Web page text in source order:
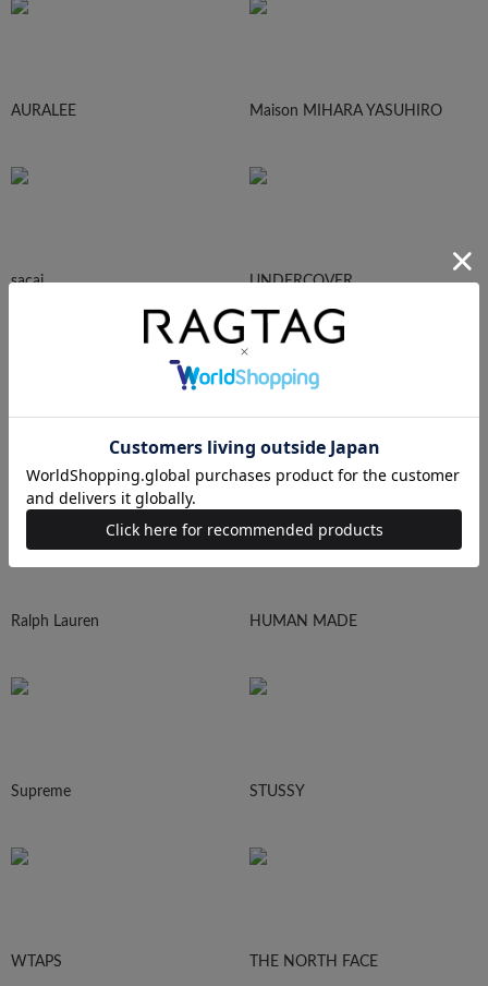
AURALEE Maison MIHARA YASUHIRO
sacai UNDERCOVER
N.HOOLYWOOD Needles
Ralph Lauren HUMAN MADE
Supreme STUSSY
WTAPS THE NORTH FACE